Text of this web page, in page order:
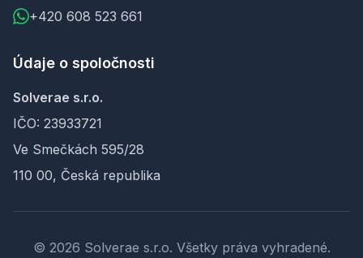
+420 608 523 661
Údaje o spoločnosti
Solverae s.r.o.
IČO: 23933721
Ve Smečkách 595/28
110 00, Česká republika
© 2026 Solverae s.r.o. Všetky práva vyhradené.